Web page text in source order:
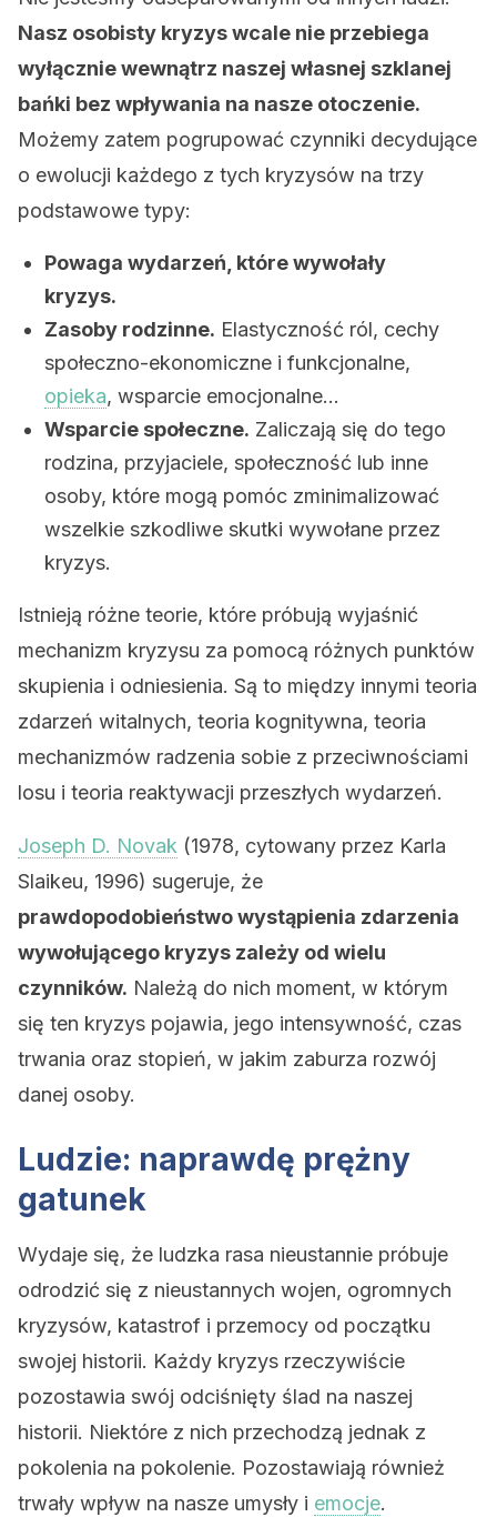
Nasz osobisty kryzys wcale nie przebiega
wyłącznie wewnątrz naszej własnej szklanej
bańki bez wpływania na nasze otoczenie.
Możemy zatem pogrupować czynniki decydujące
o ewolucji każdego z tych kryzysów na trzy
podstawowe typy:
Powaga wydarzeń, które wywołały
kryzys.
Zasoby rodzinne. Elastyczność ról, cechy
społeczno-ekonomiczne i funkcjonalne,
opieka, wsparcie emocjonalne…
Wsparcie społeczne. Zaliczają się do tego
rodzina, przyjaciele, społeczność lub inne
osoby, które mogą pomóc zminimalizować
wszelkie szkodliwe skutki wywołane przez
kryzys.
Istnieją różne teorie, które próbują wyjaśnić
mechanizm kryzysu za pomocą różnych punktów
skupienia i odniesienia. Są to między innymi teoria
zdarzeń witalnych, teoria kognitywna, teoria
mechanizmów radzenia sobie z przeciwnościami
losu i teoria reaktywacji przeszłych wydarzeń.
Joseph D. Novak (1978, cytowany przez Karla
Slaikeu, 1996) sugeruje, że
prawdopodobieństwo wystąpienia zdarzenia
wywołującego kryzys zależy od wielu
czynników. Należą do nich moment, w którym
się ten kryzys pojawia, jego intensywność, czas
trwania oraz stopień, w jakim zaburza rozwój
danej osoby.
Ludzie: naprawdę prężny
gatunek
Wydaje się, że ludzka rasa nieustannie próbuje
odrodzić się z nieustannych wojen, ogromnych
kryzysów, katastrof i przemocy od początku
swojej historii. Każdy kryzys rzeczywiście
pozostawia swój odciśnięty ślad na naszej
historii. Niektóre z nich przechodzą jednak z
pokolenia na pokolenie. Pozostawiają również
trwały wpływ na nasze umysły i emocje.